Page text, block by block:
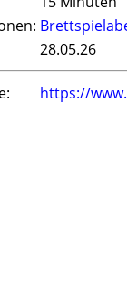
28.05.26
https://